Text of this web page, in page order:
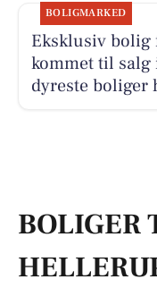
BOLIGMARKED
Eksklusiv bolig
kommet til salg
dyreste boliger
BOLIGER